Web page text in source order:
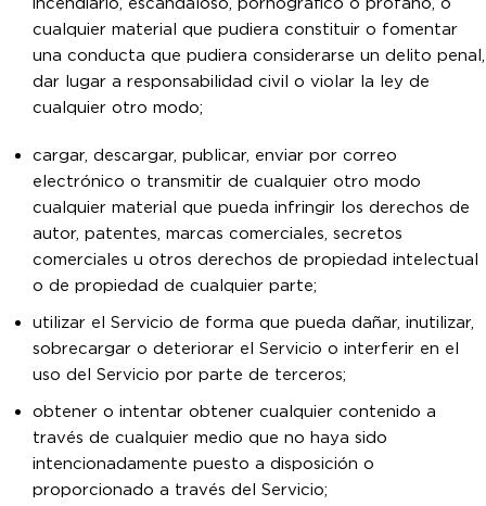
cualquier material que pudiera constituir o fomentar
una conducta que pudiera considerarse un delito penal,
dar lugar a responsabilidad civil o violar la ley de
cualquier otro modo;
cargar, descargar, publicar, enviar por correo
electrónico o transmitir de cualquier otro modo
cualquier material que pueda infringir los derechos de
autor, patentes, marcas comerciales, secretos
comerciales u otros derechos de propiedad intelectual
o de propiedad de cualquier parte;
utilizar el Servicio de forma que pueda dañar, inutilizar,
sobrecargar o deteriorar el Servicio o interferir en el
uso del Servicio por parte de terceros;
obtener o intentar obtener cualquier contenido a
través de cualquier medio que no haya sido
intencionadamente puesto a disposición o
proporcionado a través del Servicio;